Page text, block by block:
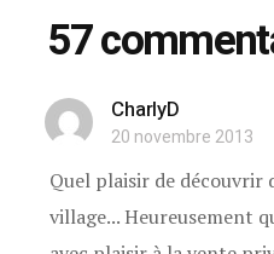
57
CharlyD
20 novembre 2013
Quel plaisir de découvrir
village... Heureusement